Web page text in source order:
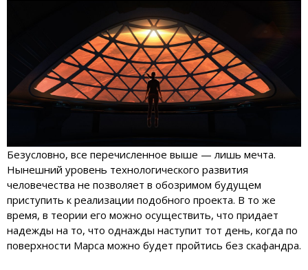
Безусловно, все перечисленное выше — лишь мечта.
Нынешний уровень технологического развития
человечества не позволяет в обозримом будущем
приступить к реализации подобного проекта. В то же
время, в теории его можно осуществить, что придает
надежды на то, что однажды наступит тот день, когда по
поверхности Марса можно будет пройтись без скафандра.